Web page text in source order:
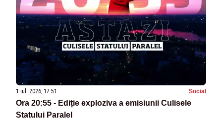
1 iul. 2026, 17:51 Social
Ora 20:55 - Ediție exploziva a emisiunii Culisele
Statului Paralel